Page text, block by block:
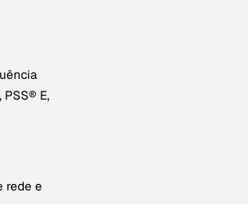
E,
rede e